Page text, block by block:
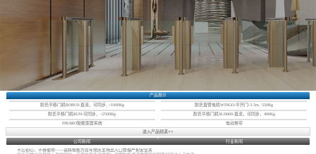
产品展示
耐氏平移门机ROBUS-直流，可同步, <1000Kg 耐氏直臂电机WINGO-平开门-3.5m, 550Kg
耐氏平移门机RUN-可同步，<2500Kg 耐氏平移门机SLH400-直流，可同步，400Kg
FIBARO智能家居系统
电动卷帘
进入产品频道>>
公司新闻
行业新闻
不忘初心，不辱使命——适辉智能为百年党庆主场出入口管理严把安全关